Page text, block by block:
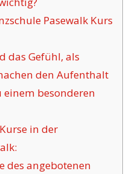
Pasewalk Kurs
das Gefühl, als
den Aufenthalt
einem besonderen
in der
des angebotenen